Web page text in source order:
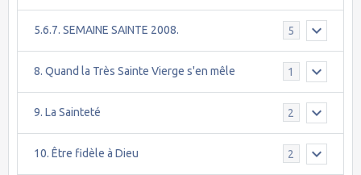
5.6.7. SEMAINE SAINTE 2008. 5
8. Quand la Très Sainte Vierge s'en mêle 1
9. La Sainteté 2
10. Être fidèle à Dieu 2